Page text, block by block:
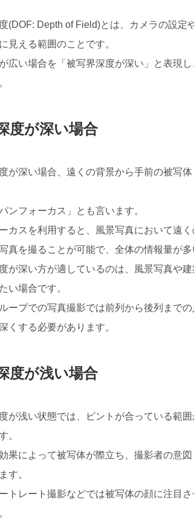
(DOF: Depth of Field)とは、カメラの設定
見える範囲のことです。
広い場合を「被写界深度が深い」と表現
度が深い場合
が深い場合、遠くの背景から手前の被写
ンフォーカス」とも言います。
カスを利用すると、風景写真において遠
真を撮ることが可能で、全体の情報量が多
が深い方が適しているのは、風景写真や
い場合です。
ープでの写真撮影では前列から後列まで
くする必要があります。
度が浅い場合
が浅い状態では、ピントが合っている範
。
果によって被写体が際立ち、撮影者の意
す。
トレート撮影などでは被写体の顔に注目